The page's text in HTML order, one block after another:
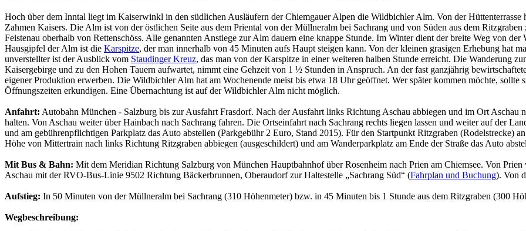
Hoch über dem Inntal liegt im Kaiserwinkl in den südlichen Ausläufern der Chiemgauer Alpen die Wildbichler Alm. Von der Hüttenterrasse
Zahmen Kaisers. Die Alm ist von der östlichen Seite aus dem Priental von der Müllneralm bei Sachrang und von Süden aus dem
Feistenau oberhalb von Rettenschöss. Alle genannten Anstiege zur Alm dauern eine knappe Stunde. Im Winter dient der breite Weg von
Hausgipfel der Alm ist die Karspitze, der man innerhalb von 45 Minuten aufs Haupt steigen kann. Von der kleinen grasigen Erhebung hat
unverstellter ist der Ausblick vom Staudinger Kreuz, das man von der Karspitze in einer weiteren halben Stunde erreicht. Die Wanderung
Kaisergebirge und zu den Hohen Tauern aufwartet, nimmt eine Gehzeit von 1 ½ Stunden in Anspruch. An der fast ganzjährig
eigener Produktion erwerben. Die Wildbichler Alm hat am Wochenende meist bis etwa 18 Uhr geöffnet. Wer später kommen möchte, sollte
Öffnungszeiten erkundigen. Eine Übernachtung ist auf der Wildbichler Alm nicht möglich.
Anfahrt: Autobahn München - Salzburg bis zur Ausfahrt Frasdorf. Nach der Ausfahrt links Richtung Aschau abbiegen und im Ort Aschau
halten. Von Aschau weiter über Hainbach nach Sachrang fahren. Die Ortseinfahrt nach Sachrang rechts liegen lassen und weiter auf der
und am gebührenpflichtigen Parkplatz das Auto abstellen (Parkgebühr 2 Euro, Stand 2015). Für den Startpunkt Ritzgraben (Rodelstrecke)
Höhe von Mittertrain nach links Richtung Ritzgraben abbiegen (ausgeschildert) und am Wanderparkplatz am Ende der Straße das Auto
Mit Bus & Bahn: Mit dem Meridian Richtung Salzburg von München Hauptbahnhof über Rosenheim nach Prien am Chiemsee. Von
Aschau mit der RVO-Bus-Linie 9502 Richtung Bäckerbrunnen, Oberaudorf zur Haltestelle „Sachrang Süd“ (Fahrplan und Buchung). Von
Aufstieg: In 50 Minuten von der Müllneralm bei Sachrang (310 Höhenmeter) bzw. in 45 Minuten bis 1 Stunde aus dem Ritzgraben (300
Wegbeschreibung: